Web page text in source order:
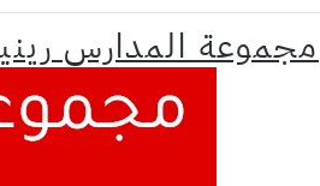
مجموعة المدارس